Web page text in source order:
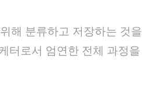
해 분류하고 저장하는 것
로서 엄연한 전체 과정